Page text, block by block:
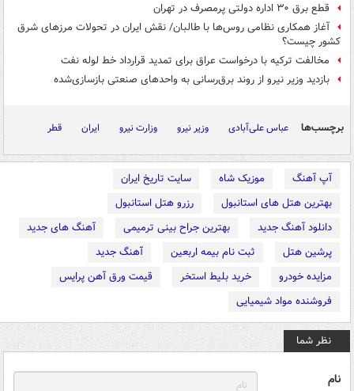
قطع برق ۳۰ اداره دولتی پرمصرف در تهران
آغاز همکاری نظامی روس‌ها با طالبان/ نقش ایران در تحولات مرزهای شرق
کشور چیست؟
مخالفت ترکیه با درخواست عراق برای تمدید قرارداد خط لوله نفت
بازدید وزیر نیرو از روند برق‌رسانی به واحدهای صنعتی بازسازی‌شده
برچسب‌ها عباس علی‌آبادی وزیر نیرو وزارت نیرو ایران قطر
آپ آهنگ موزیک شاه
سایت تاریخ ایران
بهترین هتل های استانبول
رزرو هتل استانبول
دانلود آهنگ جدید
بهترین جراح بینی ترمیمی
آهنگ های جدید
پرشین هتل
ثبت نام بیمه اربعین
آهنگ جدید
مزایده خودرو
خرید بلیط استخر
قیمت ورق آهن پرایس
فروشنده مواد شیمیایی
نظر شما
نام